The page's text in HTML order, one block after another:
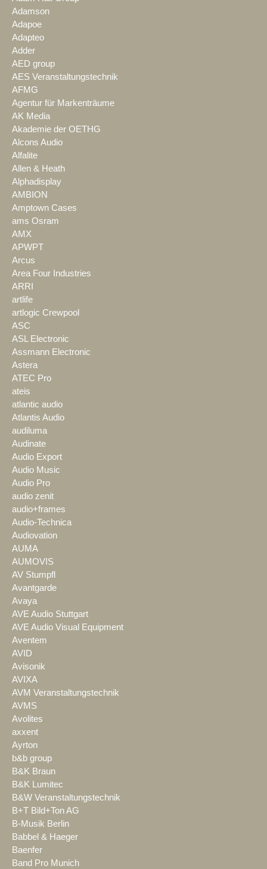
Adamson
Adapoe
Adapteo
Adder
AED group
AES Veranstaltungstechnik
AFMG
Agentur für Markenträume
AK Media
Akademie der OETHG
Alcons Audio
Alfalite
Allen & Heath
Alphadisplay
AMBION
Amptown Cases
ams Osram
AMX
APWPT
Arcus
Area Four Industries
ARRI
artlife
artlogic Crewpool
ASC
ASL Electronic
Assmann Electronic
Astera
ATEC Pro
ateis
atlantic audio
Atlantis Audio
audiluma
Audinate
Audio Export
Audio Music
Audio Pro
audio zenit
audio+frames
Audio-Technica
Audiovation
AUMA
AUMOVIS
AV Stumpfl
Avantgarde
Avaya
AVE Audio Stuttgart
AVE Audio Visual Equipment
Aventem
AVID
Avisonik
AVIXA
AVM Veranstaltungstechnik
AVMS
Avolites
axxent
Ayrton
b&b group
B&K Braun
B&K Lumitec
B&W Veranstaltungstechnik
B+T Bild+Ton AG
B-Musik Berlin
Babbel & Haeger
Baenfer
Band Pro Munich